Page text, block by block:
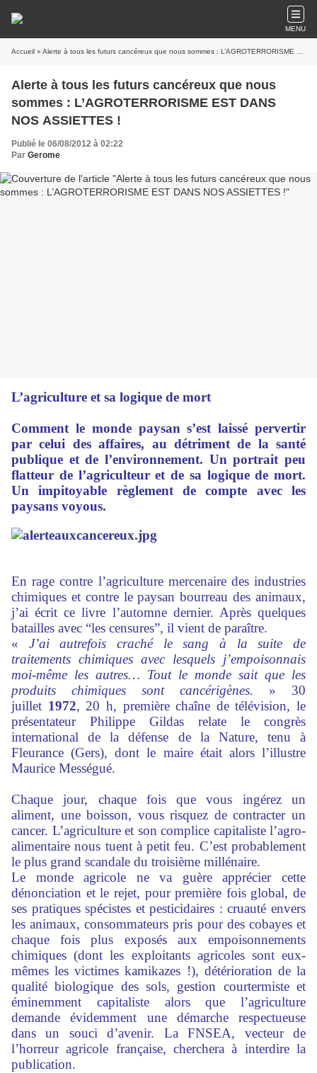
MENU
Accueil » Alerte à tous les futurs cancéreux que nous sommes : L’AGROTERRORISME EST DANS NOS ASSIETTES !
Alerte à tous les futurs cancéreux que nous
sommes : L’AGROTERRORISME EST DANS
NOS ASSIETTES !
Publié le 06/08/2012 à 02:22
Par Gerome
L’agriculture et sa logique de mort
Comment le monde paysan s’est laissé pervertir
par celui des affaires, au détriment de la santé
publique et de l’environnement. Un portrait peu
flatteur de l’agriculteur et de sa logique de mort.
Un impitoyable règlement de compte avec les
paysans voyous.
En rage contre l’agriculture mercenaire des industries
chimiques et contre le paysan bourreau des animaux,
j’ai écrit ce livre l’automne dernier. Après quelques
batailles avec “les censures”, il vient de paraître.
« J’ai autrefois craché le sang à la suite de
traitements chimiques avec lesquels j’empoisonnais
moi-même les autres… Tout le monde sait que les
produits chimiques sont cancérigènes. » 30
juillet 1972, 20 h, première chaîne de télévision, le
présentateur Philippe Gildas relate le congrès
international de la défense de la Nature, tenu à
Fleurance (Gers), dont le maire était alors l’illustre
Maurice Mességué.
Chaque jour, chaque fois que vous ingérez un
aliment, une boisson, vous risquez de contracter un
cancer. L’agriculture et son complice capitaliste l’agro-
alimentaire nous tuent à petit feu. C’est probablement
le plus grand scandale du troisième millénaire.
Le monde agricole ne va guère apprécier cette
dénonciation et le rejet, pour première fois global, de
ses pratiques spécistes et pesticidaires : cruauté envers
les animaux, consommateurs pris pour des cobayes et
chaque fois plus exposés aux empoisonnements
chimiques (dont les exploitants agricoles sont eux-
mêmes les victimes kamikazes !), détérioration de la
qualité biologique des sols, gestion courtermiste et
éminemment capitaliste alors que l’agriculture
demande évidemment une démarche respectueuse
dans un souci d’avenir. La FNSEA, vecteur de
l’horreur agricole française, cherchera à interdire la
publication.